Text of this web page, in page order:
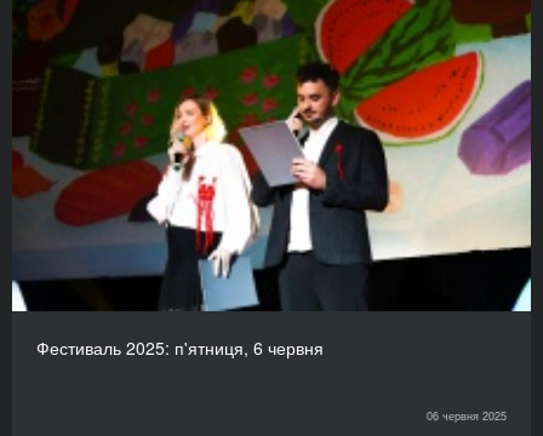
Фестиваль 2025: п'ятниця, 6 червня
06 червня 2025